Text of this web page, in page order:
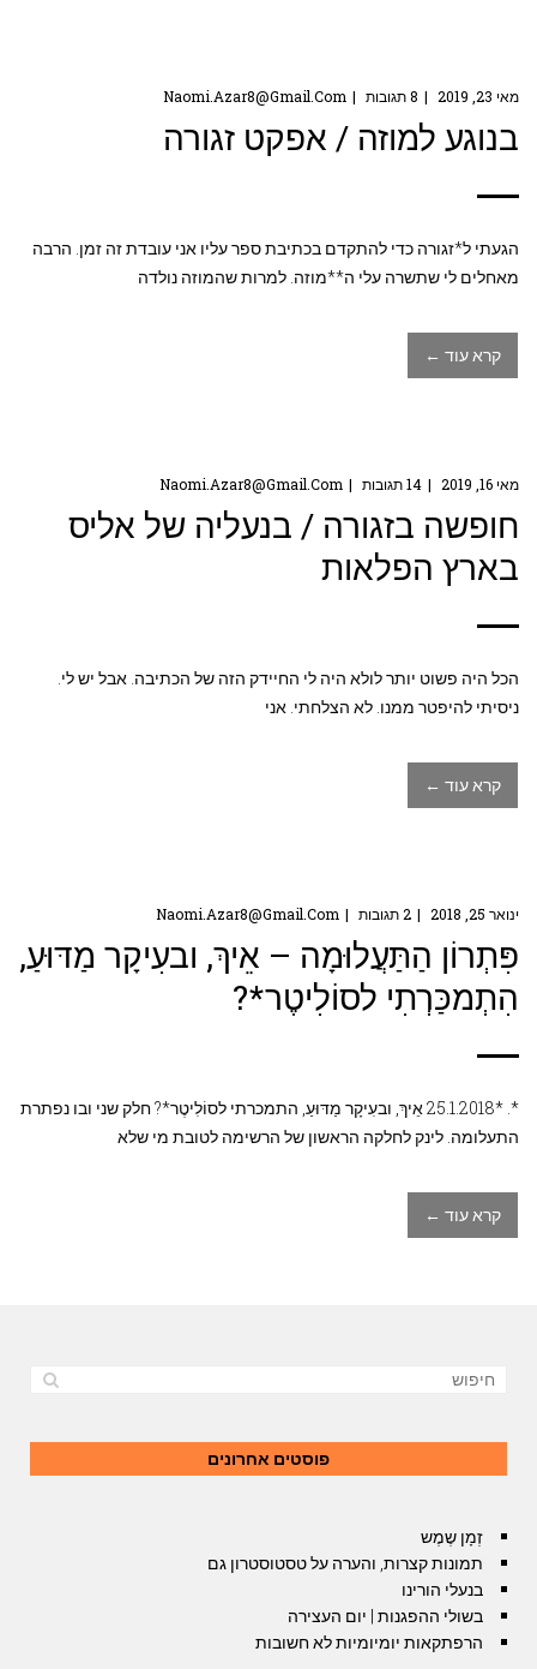
מאי 23, 2019 8 תגובות Naomi.azar8@gmail.com
בנוגע למוזה / אפקט זגורה
הגעתי ל*זגורה כדי להתקדם בכתיבת ספר עליו אני עובדת זה זמן. הרבה
מאחלים לי שתשרה עלי ה**מוזה. למרות שהמוזה נולדה
קרא עוד ←
מאי 16, 2019 14 תגובות Naomi.azar8@gmail.com
חופשה בזגורה / בנעליה של אליס
בארץ הפלאות
הכל היה פשוט יותר לולא היה לי החיידק הזה של הכתיבה. אבל יש לי.
ניסיתי להיפטר ממנו. לא הצלחתי. אני
קרא עוד ←
ינואר 25, 2018 2 תגובות Naomi.azar8@gmail.com
פִּתְרוֹן הַתַּעֲלוּמָה – אֵיךְ, ובעִיקָר מַדּוּעַ,
הִתְמכַּרְתִי לסוֹלִיטֶר*?
*. *25.1.2018 אֵיךְ, ובעִיקָר מַדּוּעַ, התמכרתי לסוֹלִיטֶר*? חלק שני ובו נפתרת
התעלומה. לינק לחלקה הראשון של הרשימה לטובת מי שלא
קרא עוד ←
פוסטים אחרונים
זְמָן שֶמֶש
תמונות קצרות, והערה על טסטוסטרון גם
בנעלי הורינו
בשולי ההפגנות | יום העצירה
הרפתקאות יומיומיות לא חשובות